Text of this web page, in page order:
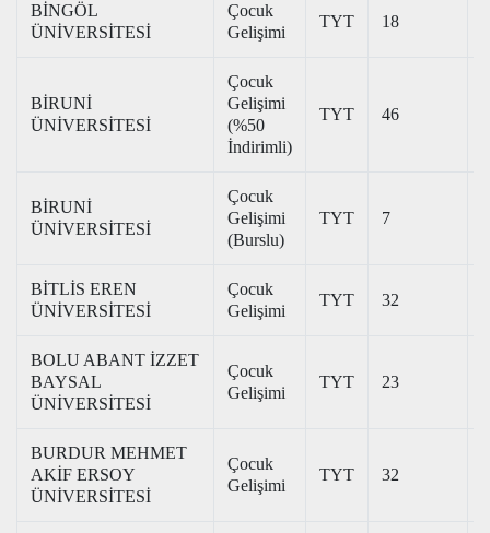
BİNGÖL
ÜNİVERSİTESİ
Çocuk
Gelişimi
TYT 18
BİRUNİ
ÜNİVERSİTESİ
Çocuk
Gelişimi
(%50
İndirimli)
TYT 46
BİRUNİ
ÜNİVERSİTESİ
Çocuk
Gelişimi
(Burslu)
TYT 7
BİTLİS EREN
ÜNİVERSİTESİ
Çocuk
Gelişimi
TYT 32
BOLU ABANT İZZET
BAYSAL
ÜNİVERSİTESİ
Çocuk
Gelişimi
TYT 23
BURDUR MEHMET
AKİF ERSOY
ÜNİVERSİTESİ
Çocuk
Gelişimi
TYT 32